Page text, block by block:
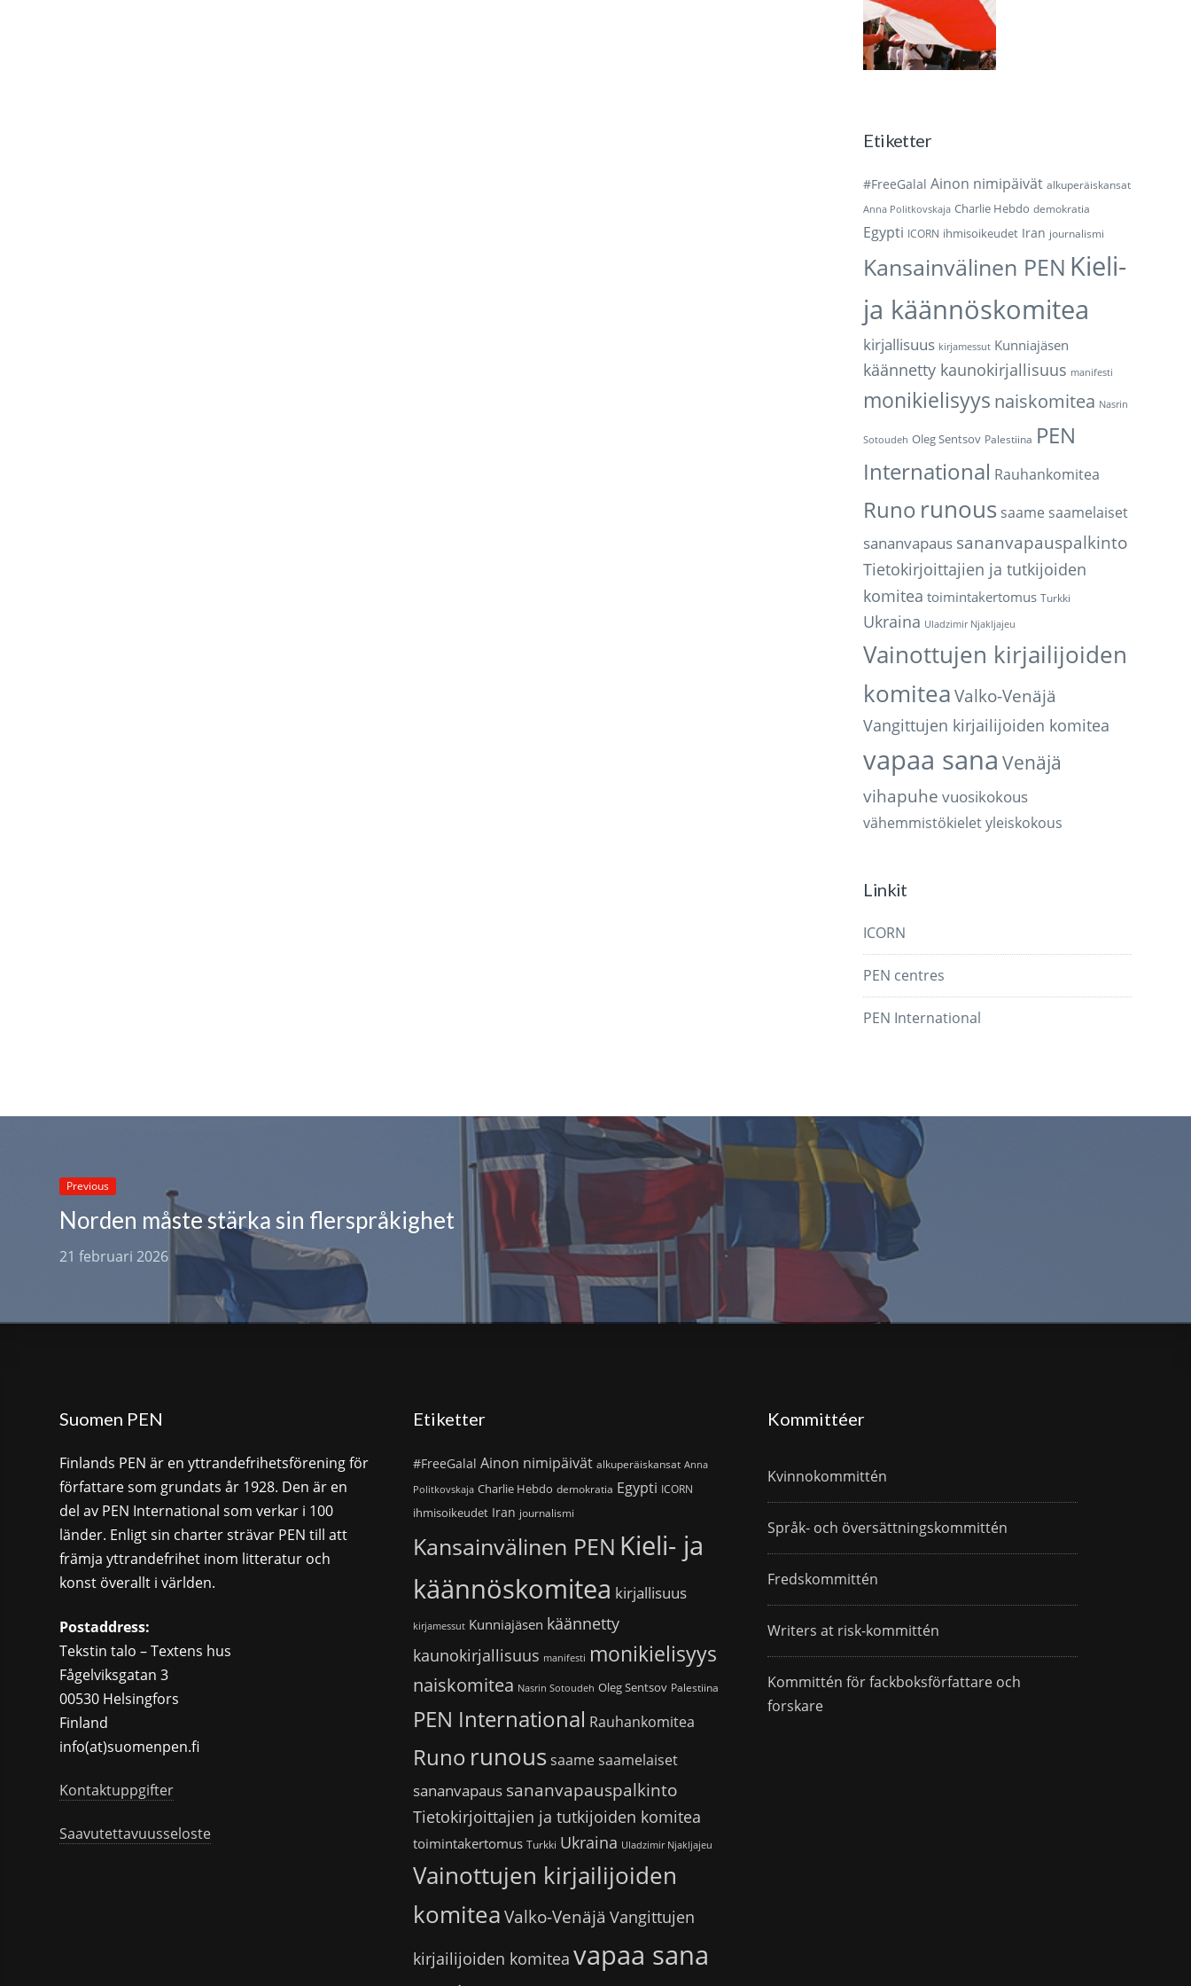
Etiketter
#FreeGalal Ainon nimipäivät alkuperäiskansat
Anna Politkovskaja Charlie Hebdo demokratia
Egypti ICORN ihmisoikeudet Iran journalismi
Kansainvälinen PEN Kieli-
ja käännöskomitea
kirjallisuus kirjamessut Kunniajäsen
käännetty kaunokirjallisuus manifesti
monikielisyys naiskomitea Nasrin
Sotoudeh Oleg Sentsov Palestiina PEN
International Rauhankomitea
Runo runous saame saamelaiset
sananvapaus sananvapauspalkinto
Tietokirjoittajien ja tutkijoiden
komitea toimintakertomus Turkki
Ukraina Uladzimir Njakljajeu
Vainottujen kirjailijoiden
komitea Valko-Venäjä
Vangittujen kirjailijoiden komitea
vapaa sana Venäjä
vihapuhe vuosikokous
vähemmistökieletyleiskokous
Linkit
ICORN
PEN centres
PEN International
Previous
Norden måste stärka sin flerspråkighet
21 februari 2026
Suomen PEN
Finlands PEN är en yttrandefrihetsförening för
författare som grundats år 1928. Den är en
del av PEN International som verkar i 100
länder. Enligt sin charter strävar PEN till att
främja yttrandefrihet inom litteratur och
konst överallt i världen.
Postaddress:
Tekstin talo – Textens hus
Fågelviksgatan 3
00530 Helsingfors
Finland
info(at)suomenpen.fi
Kontaktuppgifter
Saavutettavuusseloste
Etiketter
#FreeGalal Ainon nimipäivät alkuperäiskansat Anna
Politkovskaja Charlie Hebdo demokratia Egypti ICORN
ihmisoikeudet Iran journalismi
Kansainvälinen PEN Kieli- ja
käännöskomitea kirjallisuus
kirjamessut Kunniajäsen käännetty
kaunokirjallisuus manifesti monikielisyys
naiskomitea Nasrin Sotoudeh Oleg Sentsov Palestiina
PEN International Rauhankomitea
Runo runoussaamesaamelaiset
sananvapaus sananvapauspalkinto
Tietokirjoittajien ja tutkijoiden komitea
toimintakertomus Turkki Ukraina Uladzimir Njakljajeu
Vainottujen kirjailijoiden
komitea Valko-Venäjä Vangittujen
kirjailijoiden komitea vapaa sana
Kommittéer
Kvinnokommittén
Språk- och översättningskommittén
Fredskommittén
Writers at risk-kommittén
Kommittén för fackboksförfattare och
forskare